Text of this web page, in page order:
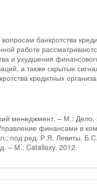
банкротства
работе
и ухудшения
а также скрытые
кредитных
менеджмент. – М.: Дело,
финансами в
под ред. Р.Я. Левиты,
– М.: Catallaxy, 2012.